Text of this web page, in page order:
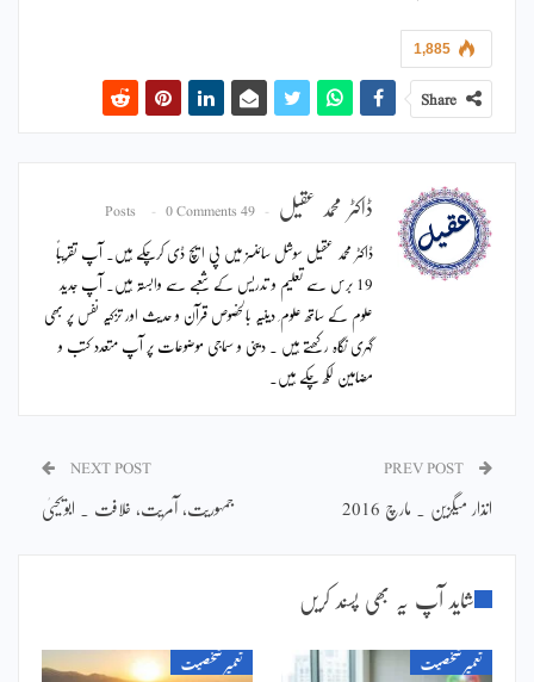
1,885
Share
ڈاکٹر محمد عقیل 49 Posts
0 Comments
ڈاکٹر محمد عقیل سوشل سائنسز میں پی ایچ ڈی کرچکے ہیں۔ آپ تقریباً
19 برس سے تعلیم و تدریس کے شعبے سے وابستہ ہیں۔ آپ جدید
علوم کے ساتھ علوم ِ دینیہ بالخصوص قرآن و حدیث اور تزکیہ نفس پر بھی
گہری نگاہ رکھتے ہیں ۔ دینی و سماجی موضوعات پر آپ متعدد کتب و
مضامین لکھ چکے ہیں۔
انذار میگزین ۔ مارچ 2016
NEXT POST
جمہوریت، آمریت، خلافت ۔ ابویحییٰ
شاید آپ یہ بھی پسند کریں
تعمیر شخصیت تعمیر شخصیت